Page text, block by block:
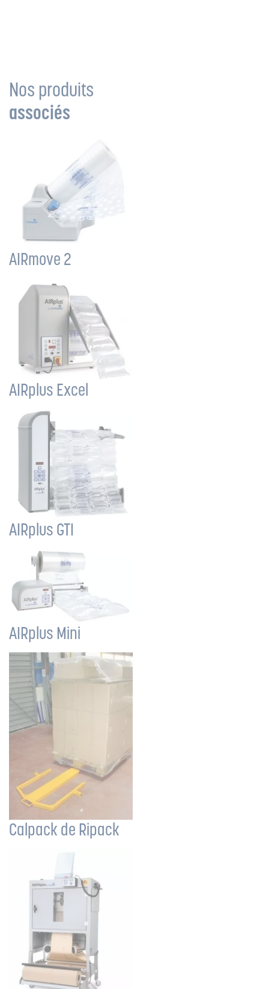
Nos produits
associés
AIRmove 2
AIRplus Excel
AIRplus GTI
AIRplus Mini
Calpack de Ripack